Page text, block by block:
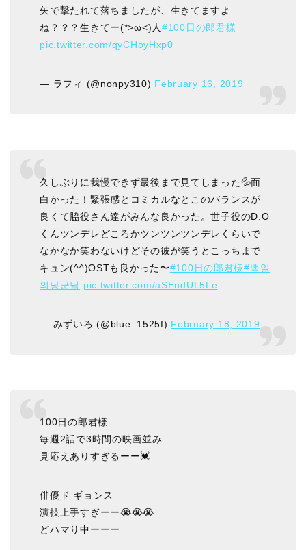
矢で撃たれて落ちましたが、生きてますよ
ね？？？生きてー(*>ω<)人 #100日の郎君様
pic.twitter.com/qyCHoyHxp0
— ラフィ (@nonpy310) February 16, 2019
久しぶりに我慢できず最後まで見てしまった💦面
白かった！緊張感とコミカルなとこのバランスが
良くて脇役さん達がみんな良かった。世子役のD.O
くんツンデレどころかツンツンツンデレくらいで
なかなか笑わないけどその彼が笑うとこっちまで
キュン(^^)OSTも良かった〜#100日の郎君様#백일
의낭군님 pic.twitter.com/aSEndUL5Le
— みずいろ (@blue_1525f) February 18, 2019
100日の郎君様
毎週2話で3時間の映画並み
見応えありすぎるーー💓
俳優ド ギョンス
演技上手すぎーー😭😭😭
どハマり中ーーー